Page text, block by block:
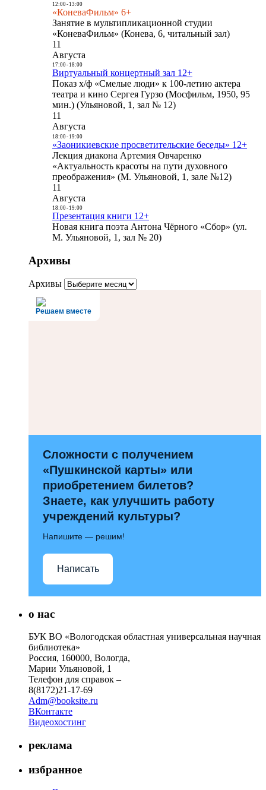
12:00- 13:00
«КоневаФильм» 6+
Занятие в мультипликационной студии
«КоневаФильм» (Конева, 6, читальный зал)
11
Августа
17:00- 18:00
Виртуальный концертный зал 12+
Показ х/ф «Смелые люди» к 100-летию актера
театра и кино Сергея Гурзо (Мосфильм, 1950, 95
мин.) (Ульяновой, 1, зал № 12)
11
Августа
18:00- 19:00
«Заоникиевские просветительские беседы» 12+
Лекция диакона Артемия Овчаренко
«Актуальность красоты на пути духовного
преображения» (М. Ульяновой, 1, зале №12)
11
Августа
18:00- 19:00
Презентация книги 12+
Новая книга поэта Антона Чёрного «Сбор» (ул.
М. Ульяновой, 1, зал № 20)
Архивы
Архивы
Решаем вместе
Сложности с получением
«Пушкинской карты» или
приобретением билетов?
Знаете, как улучшить работу
учреждений культуры?
Напишите — решим!
Написать
о нас
БУК ВО «Вологодская областная универсальная научная
библиотека»
Россия, 160000, Вологда,
Марии Ульяновой, 1
Телефон для справок –
8(8172)21-17-69
Adm@booksite.ru
ВКонтакте
Видеохостинг
реклама
избранное